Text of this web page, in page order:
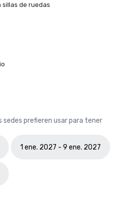
sillas de ruedas
sedes prefieren usar para tener
1 ene. 2027 - 9 ene. 2027